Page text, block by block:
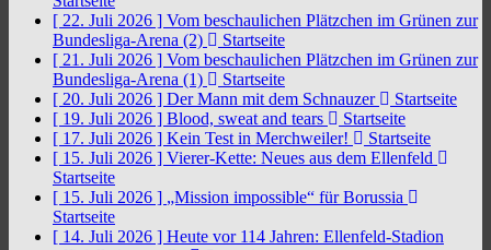
[ 22. Juli 2026 ] Vom beschaulichen Plätzchen im Grünen zur
Bundesliga-Arena (2)
Startseite
[ 21. Juli 2026 ] Vom beschaulichen Plätzchen im Grünen zur
Bundesliga-Arena (1)
Startseite
[ 20. Juli 2026 ] Der Mann mit dem Schnauzer
Startseite
[ 19. Juli 2026 ] Blood, sweat and tears
Startseite
[ 17. Juli 2026 ] Kein Test in Merchweiler!
Startseite
[ 15. Juli 2026 ] Vierer-Kette: Neues aus dem Ellenfeld
Startseite
[ 15. Juli 2026 ] „Mission impossible“ für Borussia
Startseite
[ 14. Juli 2026 ] Heute vor 114 Jahren: Ellenfeld-Stadion